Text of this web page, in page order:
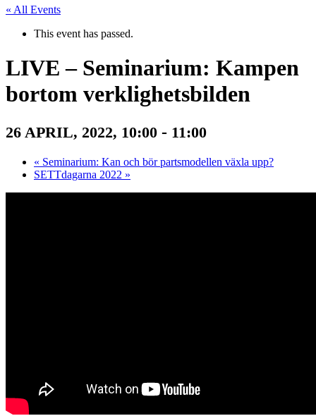
« All Events
This event has passed.
LIVE – Seminarium: Kampen
bortom verklighetsbilden
26 APRIL, 2022, 10:00 - 11:00
« Seminarium: Kan och bör partsmodellen växla upp?
SETTdagarna 2022 »